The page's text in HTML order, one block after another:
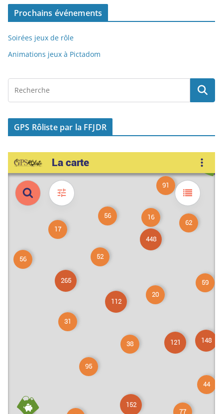
o
k
n
Prochains événements
Soirées jeux de rôle
Animations jeux à Pictadom
GPS Rôliste par la FFJDR